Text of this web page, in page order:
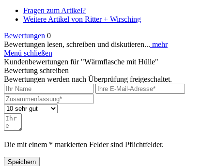
Fragen zum Artikel?
Weitere Artikel von Ritter + Wirsching
Bewertungen 0
Bewertungen lesen, schreiben und diskutieren... mehr
Menü schließen
Kundenbewertungen für "Wärmflasche mit Hülle"
Bewertung schreiben
Bewertungen werden nach Überprüfung freigeschaltet.
Die mit einem * markierten Felder sind Pflichtfelder.
Speichern